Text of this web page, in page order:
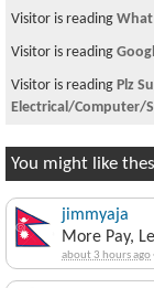
Visitor is reading What
Visitor is reading
Visitor is reading Plz
Electrical/Computer/
You might like
jimmyaja
More Pay,
about 3 hours ago